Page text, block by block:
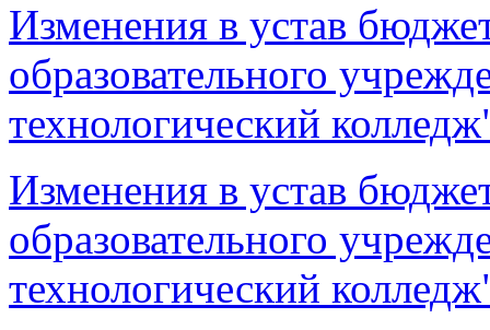
Изменения в устав
образовательного
технологический
Изменения в устав
образовательного
технологический